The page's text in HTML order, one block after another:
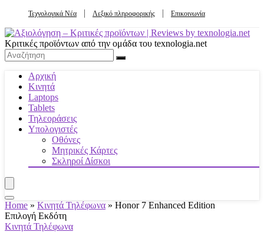
Τεχνολογικά Νέα Λεξικό πληροφορικής Επικοινωνία
Κριτικές προϊόντων από την ομάδα του texnologia.net
Αρχική
Κινητά
Laptops
Tablets
Τηλεοράσεις
Υπολογιστές
Οθόνες
Μητρικές Κάρτες
Σκληροί Δίσκοι
Home » Κινητά Τηλέφωνα » Honor 7 Enhanced Edition
Επιλογή Εκδότη
Κινητά Τηλέφωνα